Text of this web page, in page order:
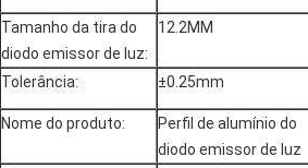
Tamanho da tira do
diodo emissor de luz:
12.2MM
Tolerância: ±0.25mm
Nome do produto:
Perfil de alumínio do
diodo emissor de luz